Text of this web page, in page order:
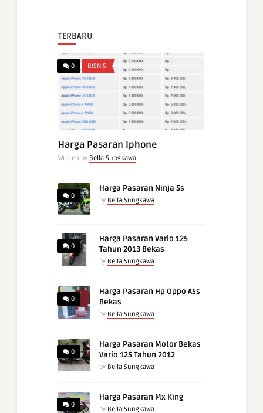
TERBARU
0 BISNIS
Harga Pasaran Iphone
Written by Bella Sungkawa
0
Harga Pasaran Ninja Ss
by Bella Sungkawa
0
Harga Pasaran Vario 125
Tahun 2013 Bekas
by Bella Sungkawa
0
Harga Pasaran Hp Oppo A5s
Bekas
by Bella Sungkawa
0
Harga Pasaran Motor Bekas
Vario 125 Tahun 2012
by Bella Sungkawa
0
Harga Pasaran Mx King
by Bella Sungkawa